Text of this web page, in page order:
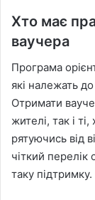
Хто має
ваучера
Програма
які належать
Отримати
жителі, так і
рятуючись від
чіткий перелік
таку підтримку.